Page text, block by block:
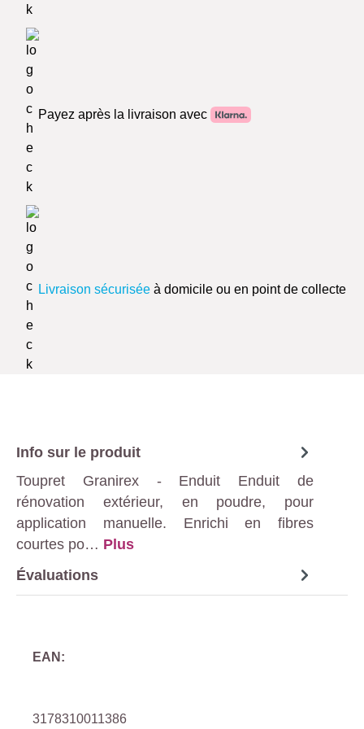
Payez après la livraison avec
Livraison sécurisée à domicile ou en point de collecte
Info sur le produit
Toupret Granirex - Enduit Enduit de
rénovation extérieur, en poudre, pour
application manuelle. Enrichi en fibres
courtes po… Plus
Évaluations
EAN:
3178310011386